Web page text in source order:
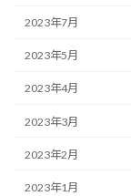
2023年7月
2023年5月
2023年4月
2023年3月
2023年2月
2023年1月